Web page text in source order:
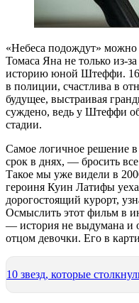
«Небеса подождут»
Томаса Яна не только из-
историю юной Штеффи. 16-
в полиции, счастлива в
будущее, выстраивая
суждено, ведь у Штеффи
стадии.
Самое логичное решение
срок в днях, — бросить
Такое мы уже видели в
героиня Куин Латифы
дорогостоящий курорт,
Осмыслить этот фильм в
— история не выдумана и
отцом девочки. Его в
10 звезд, которые